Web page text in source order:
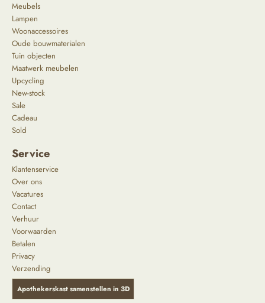
Meubels
Lampen
Woonaccessoires
Oude bouwmaterialen
Tuin objecten
Maatwerk meubelen
Upcycling
New-stock
Sale
Cadeau
Sold
Service
Klantenservice
Over ons
Vacatures
Contact
Verhuur
Voorwaarden
Betalen
Privacy
Verzending
Apothekerskast samenstellen in 3D